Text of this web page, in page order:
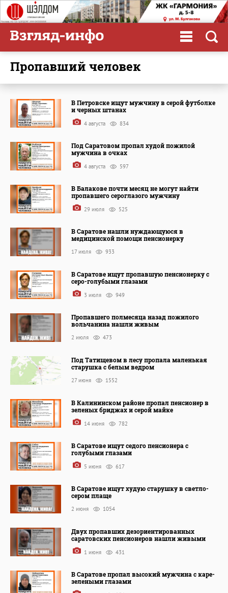
пропавший человек
В Петровске ищут мужчину в серой футболке
и черных штанах
4 августа 834
Под Саратовом пропал худой пожилой
мужчина в очках
4 августа 597
В Балакове почти месяц не могут найти
пропавшего сероглазого мужчину
29 июля 525
В Саратове нашли нуждающуюся в
медицинской помощи пенсионерку
17 июля 933
В Саратове ищут пропавшую пенсионерку с
серо-голубыми глазами
3 июля 949
Пропавшего полмесяца назад пожилого
вольчанина нашли живым
2 июля 473
Под Татищевом в лесу пропала маленькая
старушка с белым ведром
27 июня 1552
В Калининском районе пропал пенсионер в
зеленых бриджах и серой майке
14 июня 782
В Саратове ищут седого пенсионера с
голубыми глазами
5 июня 617
В Саратове ищут худую старушку в светло-
сером плаще
2 июня 1054
Двух пропавших дезориентированных
саратовских пенсионеров нашли живыми
1 июня 431
В Саратове пропал высокий мужчина с каре-
зелеными глазами